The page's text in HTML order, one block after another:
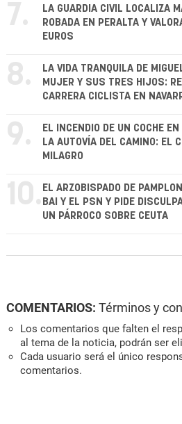
7.
LA GUARDIA CIVIL LOCALIZA
ROBADA EN PERALTA Y
EUROS
8.
LA VIDA TRANQUILA DE
MUJER Y SUS TRES HIJOS:
CARRERA CICLISTA EN
9.
EL INCENDIO DE UN COCHE
LA AUTOVÍA DEL CAMINO: EL
MILAGRO
10. EL ARZOBISPADO DE
BAI Y EL PSN Y PIDE
UN PÁRROCO SOBRE CEUTA
COMENTARIOS: Términos y
Los comentarios que falten el
al tema de la noticia, podrán ser
Cada usuario será el único
comentarios.